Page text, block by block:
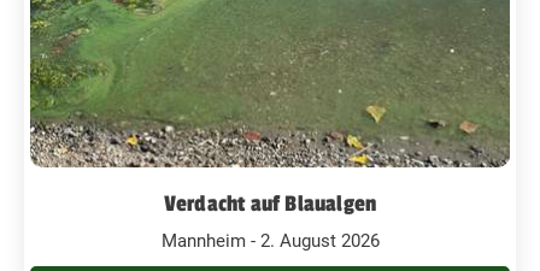
Verdacht auf Blaualgen
Mannheim - 2. August 2026